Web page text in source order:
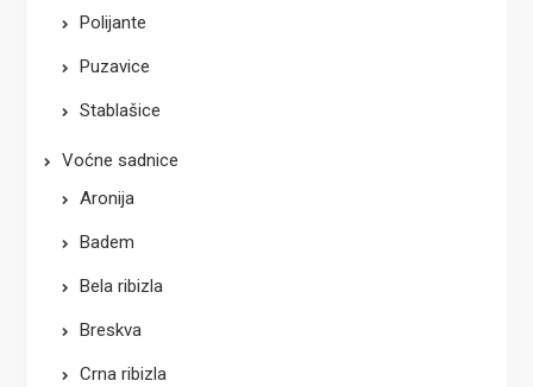
Polijante
Puzavice
Stablašice
Voćne sadnice
Aronija
Badem
Bela ribizla
Breskva
Crna ribizla